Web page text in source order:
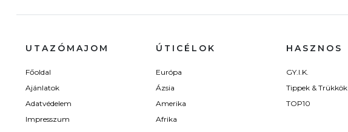
UTAZÓMAJOM
Főoldal
Ajánlatok
Adatvédelem
Impresszum
ÚTICÉLOK
Európa
Ázsia
Amerika
Afrika
HASZNOS
GY.I.K.
Tippek & Trükkök
TOP10